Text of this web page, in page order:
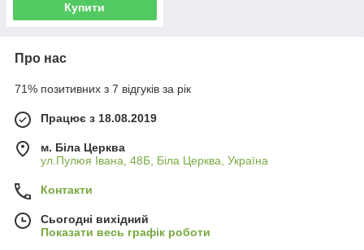
Купити
Про нас
71% позитивних з 7 відгуків за рік
Працює з 18.08.2019
м. Біла Церква
ул.Пулюя Івана, 48Б, Біла Церква, Україна
Контакти
Сьогодні вихідний
Показати весь графік роботи